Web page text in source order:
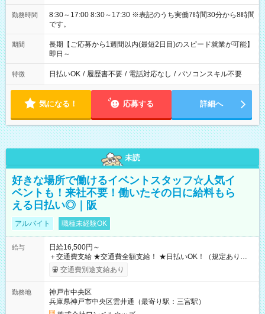
勤務時間
8:30～17:00 8:30～17:30 ※表記のうち実働7時間30分から8時間
です。
期間
長期【ご応募から1週間以内(最短2日目)のスピード就業が可能】
即日～
特徴 日払いOK / 履歴書不要 / 電話対応なし / パソコンスキル不要
気になる！ 応募する 詳細へ
未読
好きな場所で働けるイベントスタッフ☆人気イ
ベントも！来社不要！働いたその日に給料もら
える日払い◎｜阪
アルバイト 職種未経験OK
給与
日給16,500円～
＋交通費支給 ★交通費全額支給！ ★日払いOK！（規定あり） ┗
働いたその日に現金GET♪ お仕事後はコンビニATMから 日払
交通費別途支給あり
勤務地
神戸市中央区
兵庫県神戸市中央区雲井通（最寄り駅：三宮駅）